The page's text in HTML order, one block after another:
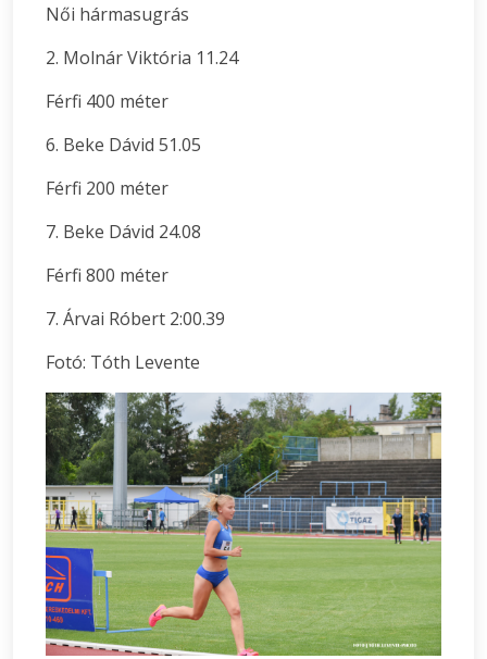
Női hármasugrás
2. Molnár Viktória 11.24
Férfi 400 méter
6. Beke Dávid 51.05
Férfi 200 méter
7. Beke Dávid 24.08
Férfi 800 méter
7. Árvai Róbert 2:00.39
Fotó: Tóth Levente